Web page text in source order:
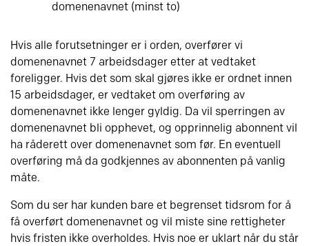
domenenavnet (minst to)
Hvis alle forutsetninger er i orden, overfører vi
domenenavnet 7 arbeidsdager etter at vedtaket
foreligger. Hvis det som skal gjøres ikke er ordnet innen
15 arbeidsdager, er vedtaket om overføring av
domenenavnet ikke lenger gyldig. Da vil sperringen av
domenenavnet bli opphevet, og opprinnelig abonnent vil
ha råderett over domenenavnet som før. En eventuell
overføring må da godkjennes av abonnenten på vanlig
måte.
Som du ser har kunden bare et begrenset tidsrom for å
få overført domenenavnet og vil miste sine rettigheter
hvis fristen ikke overholdes. Hvis noe er uklart når du står